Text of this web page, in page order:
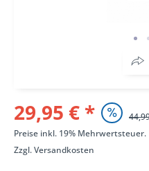
29,95 € *
Preise inkl. 19% Mehrwertsteuer.
Zzgl.Versandkosten